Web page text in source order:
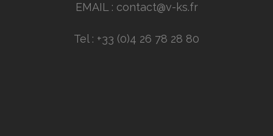
EMAIL : contact@v-ks.fr
Tel : +33 (0)4 26 78 28 80